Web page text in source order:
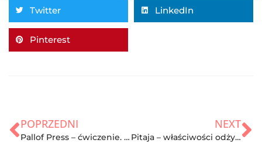
Twitter LinkedIn
Pinterest
POPRZEDNI
Pallof Press – ćwiczenie. Na czym polega, jak poprawnie wykonać, efekty.
NEXT
Pitaja – właściwości odżywcze, gdzie kupić i cena